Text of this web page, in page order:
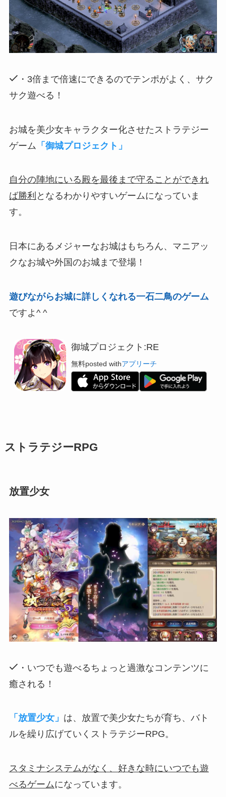
・3倍まで倍速にできるのでテンポがよく、サク
サク遊べる！
お城を美少女キャラクター化させたストラテジー
ゲーム 「御城プロジェクト」
自分の陣地にいる殿を最後まで守ることができれ
ば勝利 となるわかりやすいゲームになっていま
す。
日本にあるメジャーなお城はもちろん、マニアッ
クなお城や外国のお城まで登場！
遊びながらお城に詳しくなれる一石二鳥のゲーム
ですよ^ ^
御城プロジェクト:RE
無料posted withアプリーチ
ストラテジーRPG
放置少女
・いつでも遊べるちょっと過激なコンテンツに
癒される！
「放置少女」 は、放置で美少女たちが育ち、バト
ルを繰り広げていくストラテジーRPG。
スタミナシステムがなく、好きな時にいつでも遊
べるゲームになっています。